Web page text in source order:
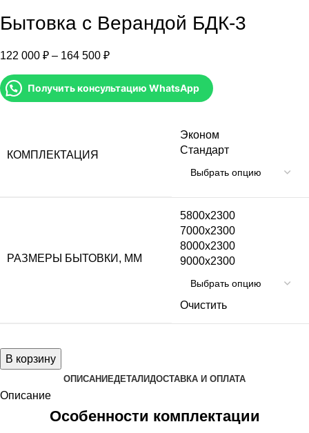
Бытовка с Верандой БДК-3
122 000 ₽ – 164 500 ₽
Получить консультацию WhatsApp
КОМПЛЕКТАЦИЯ
Эконом
Стандарт
РАЗМЕРЫ БЫТОВКИ, ММ
5800x2300
7000x2300
8000x2300
9000x2300
Очистить
В корзину
ОПИСАНИЕДЕТАЛИДОСТАВКА И ОПЛАТА
Описание
Особенности комплектации